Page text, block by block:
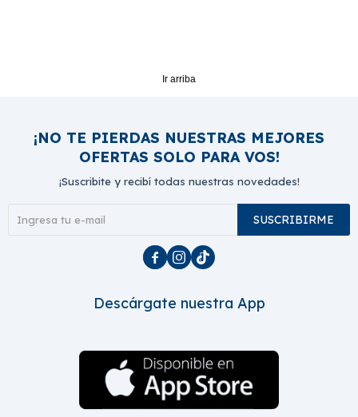
Ir arriba
¡NO TE PIERDAS NUESTRAS MEJORES
OFERTAS SOLO PARA VOS!
¡Suscribite y recibí todas nuestras novedades!
SUSCRIBIRME
  
Descárgate nuestra App